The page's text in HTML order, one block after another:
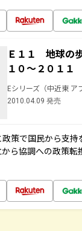
Ｅ１１ 地球の
１０～２０１１
Eシリーズ（中近東 ア
2010.04.09 発売
策で国民から支
ら協調への政策転